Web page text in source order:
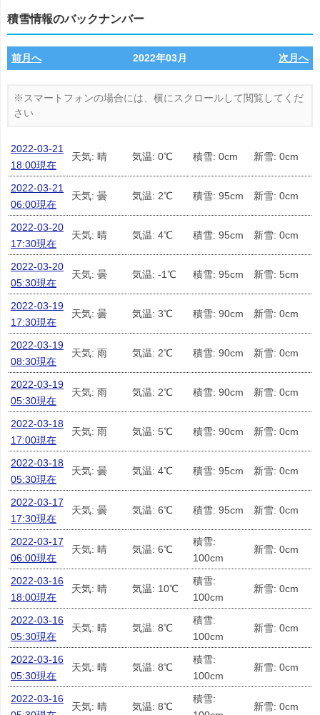
積雪情報のバックナンバー
前月へ 2022年03月 次月へ
2022-03-21
18:00現在
天気: 晴 気温: 0℃ 積雪: 0cm 新雪: 0cm
2022-03-21
06:00現在
天気: 曇 気温: 2℃ 積雪: 95cm 新雪: 0cm
2022-03-20
17:30現在
天気: 晴 気温: 4℃ 積雪: 95cm 新雪: 0cm
2022-03-20
05:30現在
天気: 曇 気温: -1℃ 積雪: 95cm 新雪: 5cm
2022-03-19
17:30現在
天気: 曇 気温: 3℃ 積雪: 90cm 新雪: 0cm
2022-03-19
08:30現在
天気: 雨 気温: 2℃ 積雪: 90cm 新雪: 0cm
2022-03-19
05:30現在
天気: 雨 気温: 2℃ 積雪: 90cm 新雪: 0cm
2022-03-18
17:00現在
天気: 雨 気温: 5℃ 積雪: 90cm 新雪: 0cm
2022-03-18
05:30現在
天気: 曇 気温: 4℃ 積雪: 95cm 新雪: 0cm
2022-03-17
17:30現在
天気: 曇 気温: 6℃ 積雪: 95cm 新雪: 0cm
2022-03-17
06:00現在
天気: 晴 気温: 6℃
積雪:
100cm
新雪: 0cm
2022-03-16
18:00現在
天気: 晴 気温: 10℃
積雪:
100cm
新雪: 0cm
2022-03-16
05:30現在
天気: 晴 気温: 8℃
積雪:
100cm
新雪: 0cm
2022-03-16
05:30現在
天気: 晴 気温: 8℃
積雪:
100cm
新雪: 0cm
2022-03-16
天気: 晴 気温: 8℃
積雪:
新雪: 0cm